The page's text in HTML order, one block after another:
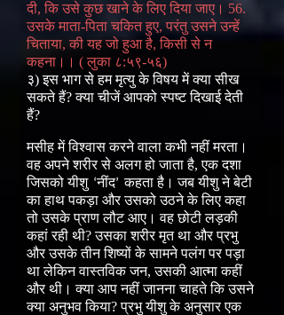
दी, कि उसे कुछ खाने के लिए दिया जाए। 56.
उसके माता-पिता चकित हुए, परंतु उसने उन्हें
चिताया, की यह जो हुआ है, किसी से न
कहना।। ( लुका ८:५९-५६)
३) इस भाग से हम मृत्यु के विषय में क्या सीख
सकते हैं? क्या चीजें आपको स्पष्ट दिखाई देती
हैं?
मसीह में विश्वास करने वाला कभी नहीं मरता।
वह अपने शरीर से अलग हो जाता है, एक दशा
जिसको यीशु ‘नींद’ कहता है। जब यीशु ने बेटी
का हाथ पकड़ा और उसको उठने के लिए कहा
तो उसके प्राण लौट आए। वह छोटी लड़की
कहां रही थी? उसका शरीर मृत था और प्रभु
और उसके तीन शिष्यों के सामने पलंग पर पड़ा
था लेकिन वास्तविक जन, उसकी आत्मा कहीं
और थी। क्या आप नहीं जानना चाहते कि उसने
क्या अनुभव किया? प्रभु यीशु के अनुसार एक